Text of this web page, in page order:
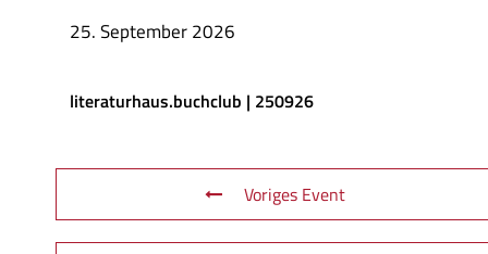
25. September 2026
literaturhaus.buchclub | 250926
Voriges Event